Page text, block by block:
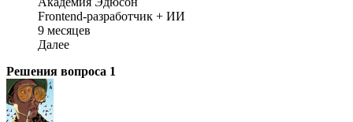
Frontend-разработчик + ИИ
9 месяцев
Далее
Решения вопроса 1